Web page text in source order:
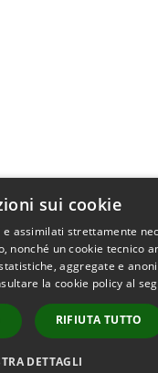
sui cookie
assimilati strettamente
nonché un cookie tecnico
aggregate e
la cookie policy al
RIFIUTA TUTTO
DETTAGLI